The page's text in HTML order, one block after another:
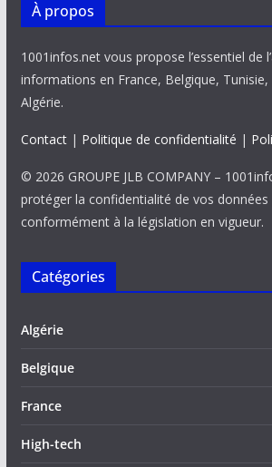
À propos
1001infos.net vous propose l’essentiel de
informations en France, Belgique,
Algérie.
Contact| Politique de confidentialité |
© 2026 GROUPE JLB COMPANY –
protéger la confidentialité de vos données
conformément à la législation en vigueur.
Catégories
Algérie
Belgique
France
High-tech